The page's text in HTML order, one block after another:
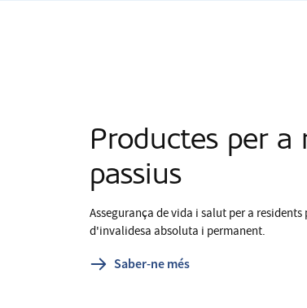
Productes per a
passius
Assegurança de vida i salut per a
d'invalidesa absoluta i permanent.
Saber-ne més